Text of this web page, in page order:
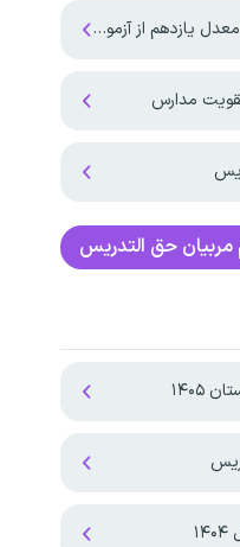
از آزمون سراسری
مدارس
مربیان حق التدریس